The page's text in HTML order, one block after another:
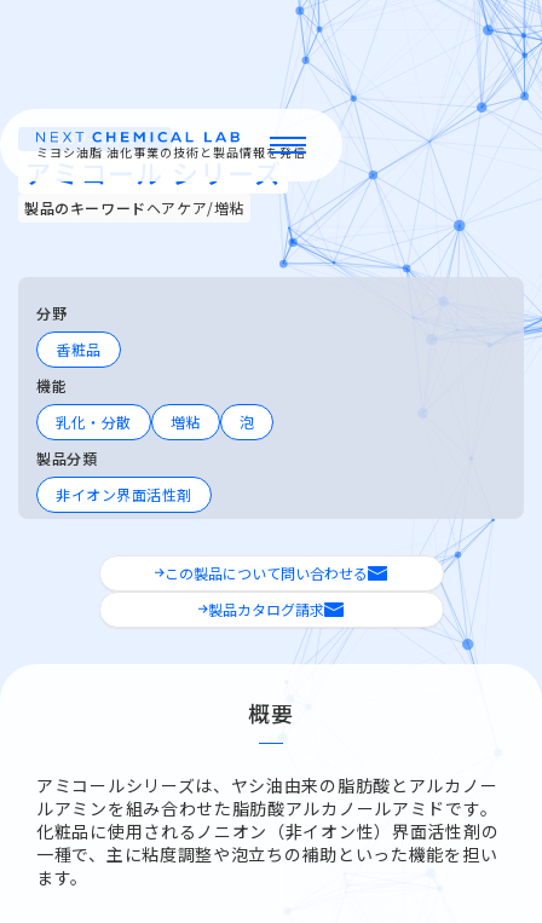
ミヨシ油脂 油化事業の技術と製品情報を発信
MIYOSHI MIRAI PLATFORM
ミヨシ油脂 コーポレートサイト
ミヨシ油脂の強み
特集
イベント・セミナー
お問い合わせ
アルカノールアミド
アミコール シリーズ
製品のキーワードヘアケア/増粘
分野
香粧品
機能
乳化・分散
増粘
泡
製品分類
非イオン界面活性剤
この製品について問い合わせる
製品カタログ請求
概要
アミコールシリーズは、ヤシ油由来の脂肪酸とアルカノー
ルアミンを組み合わせた脂肪酸アルカノールアミドです。
化粧品に使用されるノニオン（非イオン性）界面活性剤の
一種で、主に粘度調整や泡立ちの補助といった機能を担い
ます。